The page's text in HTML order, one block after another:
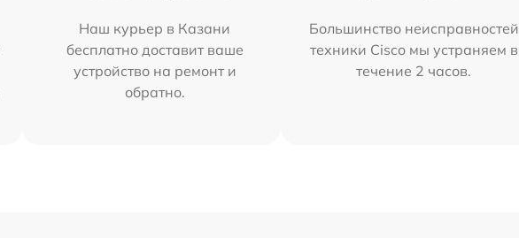
Наш курьер в Казани
бесплатно доставит ваше
устройство на ремонт и
обратно.
Большинство неисправностей
техники Cisco мы устраняем в
течение 2 часов.